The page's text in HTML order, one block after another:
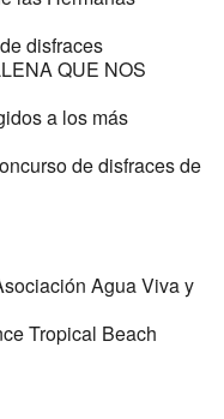
disfraces
QUE NOS
a los más
de disfraces de
Agua Viva y
Tropical Beach